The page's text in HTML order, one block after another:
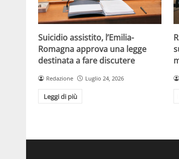
Suicidio assistito, l’Emilia-
Romagna approva una legge
destinata a fare discutere
Redazione Luglio 24, 2026
Leggi di più